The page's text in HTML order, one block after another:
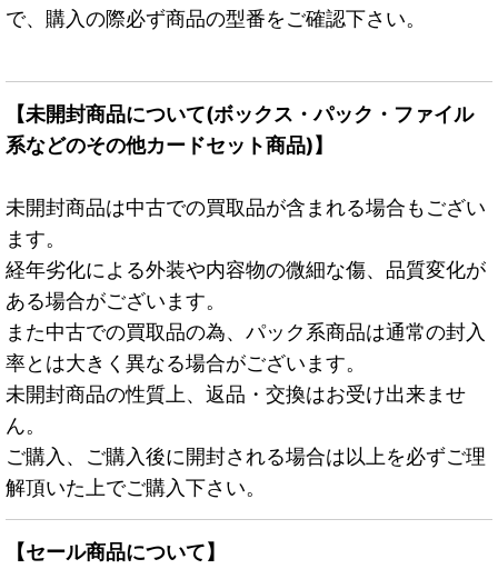
で、購入の際必ず商品の型番をご確認下さい。
【未開封商品について(ボックス・パック・ファイル
系などのその他カードセット商品)】
未開封商品は中古での買取品が含まれる場合もござい
ます。
経年劣化による外装や内容物の微細な傷、品質変化が
ある場合がございます。
また中古での買取品の為、パック系商品は通常の封入
率とは大きく異なる場合がございます。
未開封商品の性質上、返品・交換はお受け出来ませ
ん。
ご購入、ご購入後に開封される場合は以上を必ずご理
解頂いた上でご購入下さい。
【セール商品について】